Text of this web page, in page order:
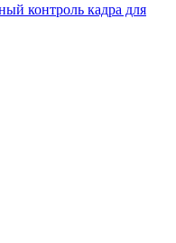
контроль кадра для